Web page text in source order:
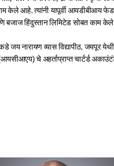
केले आहे. त्यांनी यापूर्वी आयडीबीआय
बजाज हिंदुस्तान लिमिटेड सोबत काम
जय नारायण व्यास विद्यापीठ, जयपूर
चे अहर्ताप्राप्त चार्टर्ड